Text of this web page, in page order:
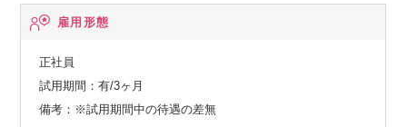
雇用形態
正社員
試用期間：有/3ヶ月
備考：※試用期間中の待遇の差無